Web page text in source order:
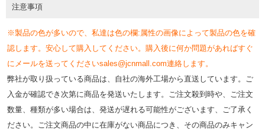
注意事項
※製品の色が多いので、私達は色の欄:属性の画像によって製品の色を確
認します。安心して購入してください。購入後に何か問題があればすぐ
にメールを送ってくださいsales@jcnmall.com連絡します。
弊社が取り扱っている商品は、自社の海外工場から直送しています。ご
入金が確認でき次第に商品を発送いたします。ご注文殺到時や、ご注文
数量、種類が多い場合は、発送が遅れる可能性がございます、ご了承く
ださい。ご注文商品の中に在庫がない商品につき、その商品のみキャン